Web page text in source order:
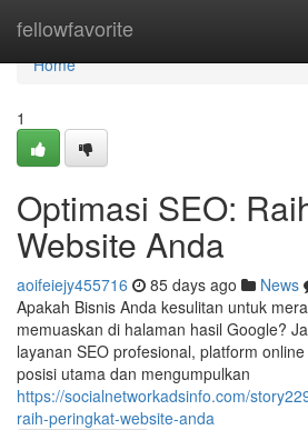
fellowfavorite
Home
Home
1
Optimasi SEO:
Website Anda
aoifeiejy455716 85 days ago News
Apakah Bisnis Anda kesulitan untuk
memuaskan di halaman hasil Google?
layanan SEO profesional, platform
posisi utama dan mengumpulkan
https://socialnetworkadsinfo.com/
raih-peringkat-website-anda